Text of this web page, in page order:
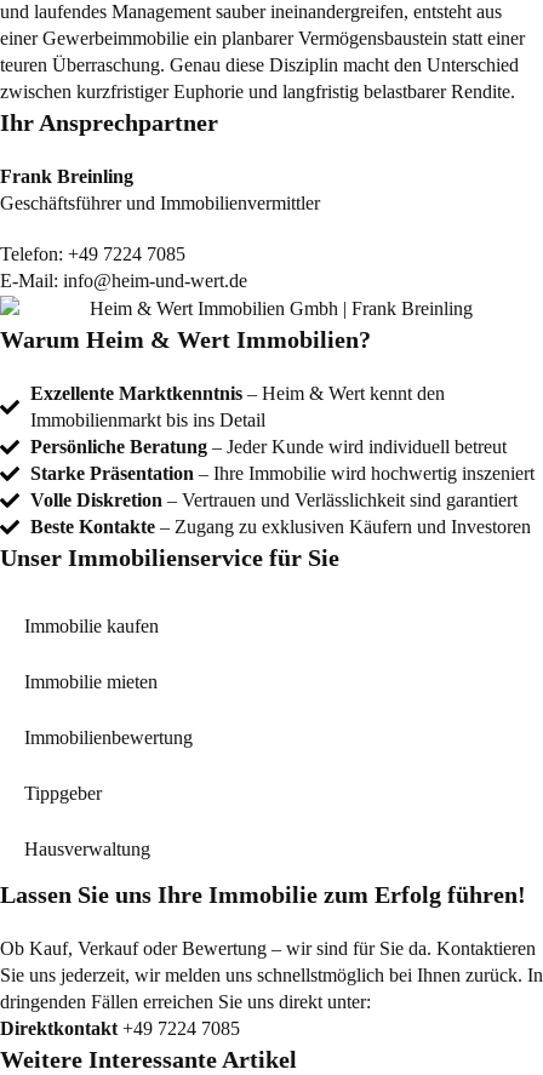
und laufendes Management sauber ineinandergreifen, entsteht aus
einer Gewerbeimmobilie ein planbarer Vermögensbaustein statt einer
teuren Überraschung. Genau diese Disziplin macht den Unterschied
zwischen kurzfristiger Euphorie und langfristig belastbarer Rendite.
Ihr Ansprechpartner
Frank Breinling
Geschäftsführer und Immobilienvermittler
Telefon: +49 7224 7085
E-Mail: info@heim-und-wert.de
Warum Heim & Wert Immobilien?
Exzellente Marktkenntnis – Heim & Wert kennt den
Immobilienmarkt bis ins Detail
Persönliche Beratung – Jeder Kunde wird individuell betreut
Starke Präsentation – Ihre Immobilie wird hochwertig inszeniert
Volle Diskretion – Vertrauen und Verlässlichkeit sind garantiert
Beste Kontakte – Zugang zu exklusiven Käufern und Investoren
Unser Immobilienservice für Sie
Immobilie kaufen
Immobilie mieten
Immobilienbewertung
Tippgeber
Hausverwaltung
Lassen Sie uns Ihre Immobilie zum Erfolg führen!
Ob Kauf, Verkauf oder Bewertung – wir sind für Sie da. Kontaktieren
Sie uns jederzeit, wir melden uns schnellstmöglich bei Ihnen zurück. In
dringenden Fällen erreichen Sie uns direkt unter:
Direktkontakt +49 7224 7085
Weitere Interessante Artikel